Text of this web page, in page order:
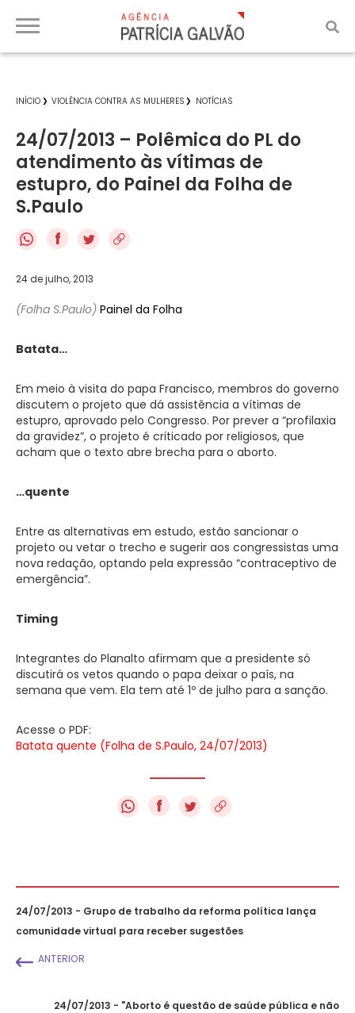
INÍCIO VIOLÊNCIA CONTRA AS MULHERES NOTÍCIAS
24/07/2013 – Polêmica do PL do
atendimento às vítimas de
estupro, do Painel da Folha de
S.Paulo
f
24 de julho, 2013
(Folha S.Paulo) Painel da Folha
Batata…
Em meio à visita do papa Francisco, membros do governo
discutem o projeto que dá assistência a vítimas de
estupro, aprovado pelo Congresso. Por prever a “profilaxia
da gravidez”, o projeto é criticado por religiosos, que
acham que o texto abre brecha para o aborto.
…quente
Entre as alternativas em estudo, estão sancionar o
projeto ou vetar o trecho e sugerir aos congressistas uma
nova redação, optando pela expressão “contraceptivo de
emergência”.
Timing
Integrantes do Planalto afirmam que a presidente só
discutirá os vetos quando o papa deixar o país, na
semana que vem. Ela tem até 1º de julho para a sanção.
Acesse o PDF:
Batata quente (Folha de S.Paulo, 24/07/2013)
f
24/07/2013 - Grupo de trabalho da reforma política lança
comunidade virtual para receber sugestões
ANTERIOR
24/07/2013 - "Aborto é questão de saúde pública e não